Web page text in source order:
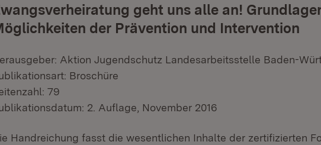
geht uns alle an!
der Prävention und Intervention
Aktion Jugendschutz Landesarbeitsstelle Baden-
Broschüre
79
2. Auflage, November 2016
Handreichung fasst die wesentlichen Inhalte der zertifizierten